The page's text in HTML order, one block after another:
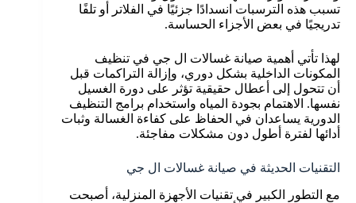
تسبب هذه الترسبات انسدادًا جزئيًا في الفلاتر أو تلفًا
تدريجيًا في بعض الأجزاء الحساسة.
لهذا تأتي أهمية صيانة غسالات ال جي في تنظيف
المكونات الداخلية بشكل دوري، وإزالة التراكمات قبل
أن تتحول إلى أعطال حقيقية تؤثر على دورة الغسيل
نفسها. الاهتمام بجودة المياه واستخدام برامج التنظيف
الدورية يساعدان في الحفاظ على كفاءة الغسالة وثبات
أدائها لفترة أطول دون مشكلات مفاجئة.
التقنيات الحديثة في صيانة غسالات ال جي
مع التطور الكبير في تقنيات الأجهزة المنزلية، أصبحت